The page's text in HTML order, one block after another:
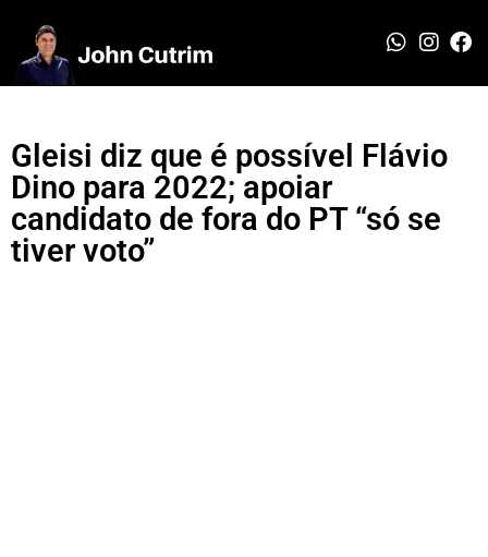
Gleisi diz que é possível Flávio
Dino para 2022; apoiar
candidato de fora do PT “só se
tiver voto”